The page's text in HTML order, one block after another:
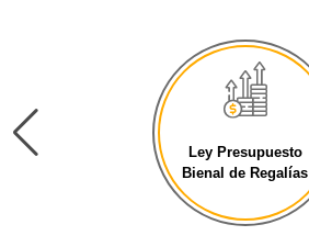
Ley Presupuesto
Bienal de Regalías